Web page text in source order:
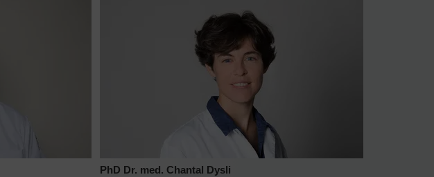
PhD Dr. med. Chantal Dysli